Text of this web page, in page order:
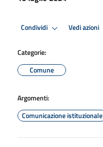
Condividi Vedi azioni
Categorie:
Comune
Argomenti:
Comunicazione istituzionale